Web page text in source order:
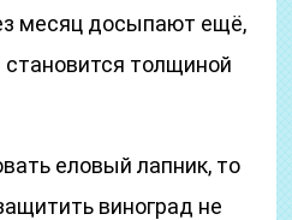
месяц досыпают ещё,
становится толщиной
еловый лапник, то
виноград не